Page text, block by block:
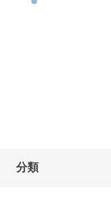
分類